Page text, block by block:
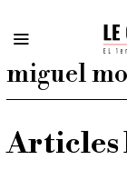
miguel
Articles